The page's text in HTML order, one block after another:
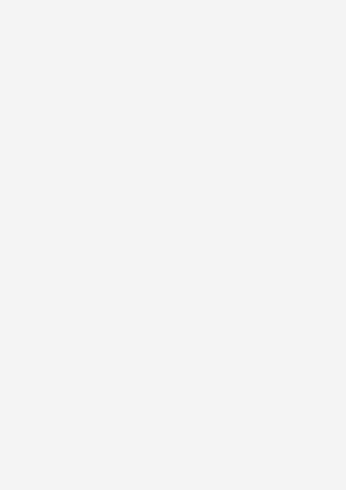
haben dazu geführt, dass sich der
niedrigem GWP entwickelt hat. Denn die
eine Begrenzung der CO
der insgesamt in der EU neu in der Verkehr
Treibhausgase inklusive solcher als
vor. Bis 2030 erfolgt eine schrittweise
auf ein Fünftel bezogen auf die Menge im
für bestimmte Anwendungen oder
nicht.
Gase-Verordnung sicherzustellen, sind
der technisch erforderlichen
Niedrig-GWP-Kältemittel heute
im Jahr 2013 als erster Hersteller im
Kältemittel R32 gesetzt. Nachdem der
von Daikin bereits auf R32 umgestellt
Portfolio mit der Einführung der neuen Serie